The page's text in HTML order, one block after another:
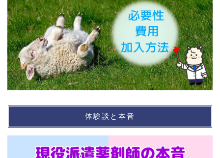
体験談と本音